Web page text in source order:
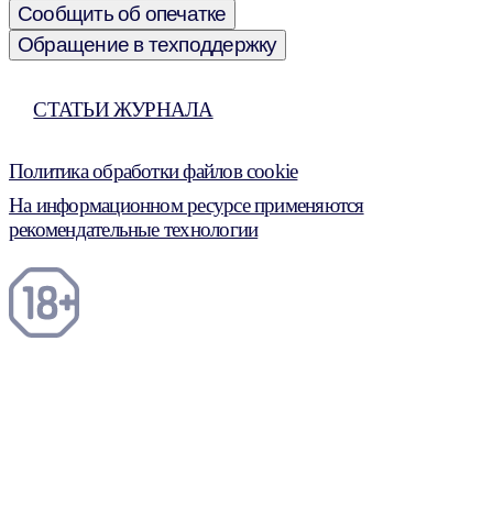
Сообщить об опечатке
Обращение в техподдержку
СТАТЬИ ЖУРНАЛА
Политика обработки файлов cookie
На информационном ресурсе применяются
рекомендательные технологии